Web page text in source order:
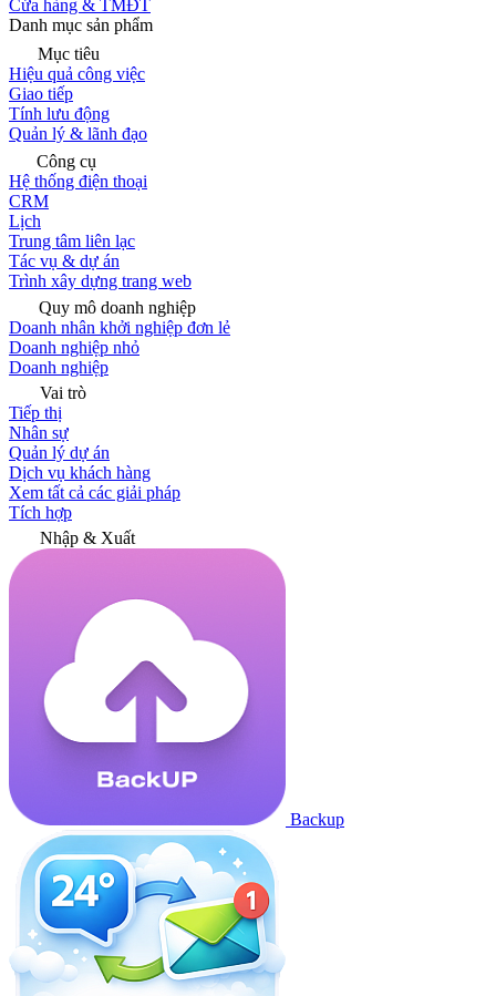
Cửa hàng & TMĐT
Danh mục sản phẩm
Mục tiêu
Hiệu quả công việc
Giao tiếp
Tính lưu động
Quản lý & lãnh đạo
Công cụ
Hệ thống điện thoại
CRM
Lịch
Trung tâm liên lạc
Tác vụ & dự án
Trình xây dựng trang web
Quy mô doanh nghiệp
Doanh nhân khởi nghiệp đơn lẻ
Doanh nghiệp nhỏ
Doanh nghiệp
Vai trò
Tiếp thị
Nhân sự
Quản lý dự án
Dịch vụ khách hàng
Xem tất cả các giải pháp
Tích hợp
Nhập & Xuất
Backup